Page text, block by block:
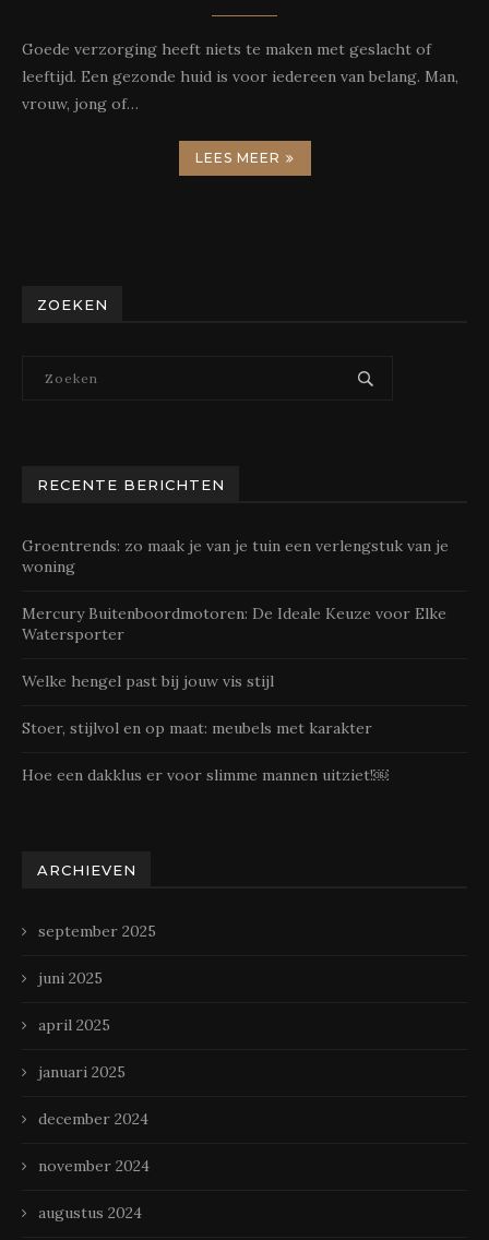
Goede verzorging heeft niets te maken met geslacht of
leeftijd. Een gezonde huid is voor iedereen van belang. Man,
vrouw, jong of…
LEES MEER
ZOEKEN
RECENTE BERICHTEN
Groentrends: zo maak je van je tuin een verlengstuk van je
woning
Mercury Buitenboordmotoren: De Ideale Keuze voor Elke
Watersporter
Welke hengel past bij jouw vis stijl
Stoer, stijlvol en op maat: meubels met karakter
Hoe een dakklus er voor slimme mannen uitziet!￼
ARCHIEVEN
september 2025
juni 2025
april 2025
januari 2025
december 2024
november 2024
augustus 2024